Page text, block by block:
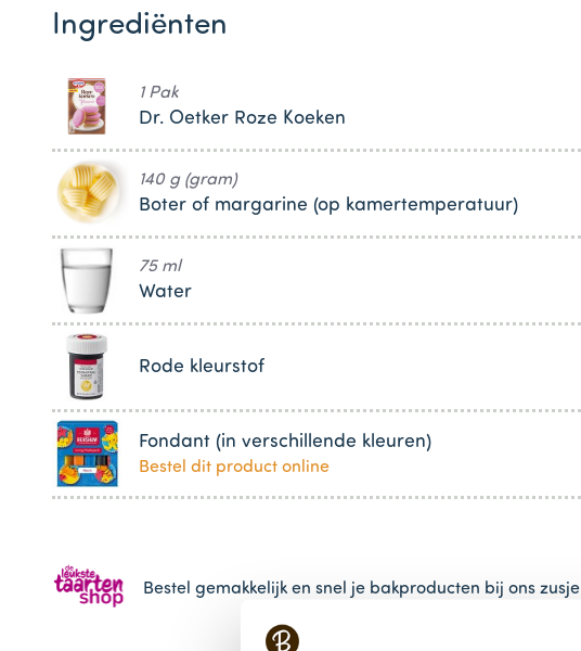
Ingrediënten
1 Pak
Dr. Oetker Roze Koeken
140 g (gram)
Boter of margarine (op kamertemperatuur)
75 ml
Water
Rode kleurstof
Fondant (in verschillende kleuren)
Bestel dit product online
Bestel gemakkelijk en snel je bakproducten bij ons zusje